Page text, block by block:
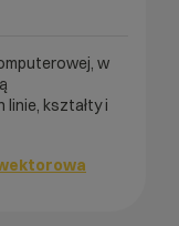
w
kształty i